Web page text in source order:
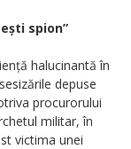
spion”
halucinantă în
depuse
procurorului
militar, în
victima unei